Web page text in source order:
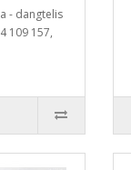
- dangtelis
109 157,